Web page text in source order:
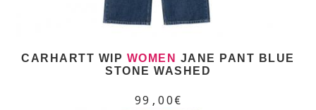
CARHARTT WIP WOMEN JANE PANT BLUE
STONE WASHED
99,00€